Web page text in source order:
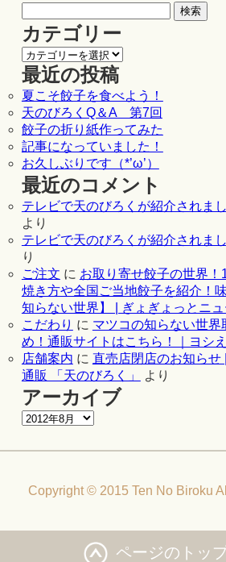
カテゴリー
最近の投稿
夏こそ餃子を食べよう！
天のびろくQ＆A 第7回
餃子の折り紙作ってみた
記事になっていました！
お久しぶりです（*’ω’）
最近のコメント
テレビで天のびろくが紹介されまし
より
テレビで天のびろくが紹介されまし
り
ご注文 に お取り寄せ餃子の世界！
焼き方や全国ご当地餃子を紹介！
知らない世界】 | ぎょぎょっとニュ
こだわり に マツコの知らない世界
め！通販サイトはこちら！｜ヨシ
店舗案内 に 直売店閉店のお知らせ
通販 「天のびろく」
より
アーカイブ
Copyright © 2015 Ten No Biroku
ページのトッ